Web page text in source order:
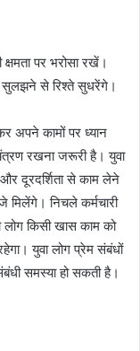
पर भरोसा रखें।
सुलझने से रिश्ते सुधरेंगे।
अपने कामों पर ध्यान
रखना जरूरी है। युवा
दूरदर्शिता से काम लेने
मिलेंगे। निचले कर्मचारी
किसी खास काम को
युवा लोग प्रेम संबंधों
समस्या हो सकती है।